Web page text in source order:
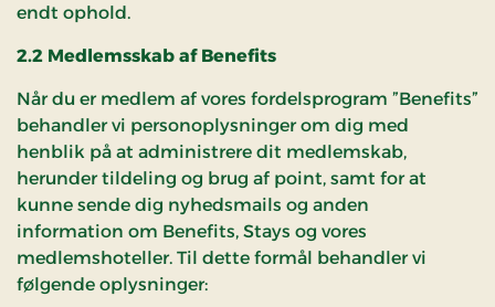
endt ophold.
2.2 Medlemsskab af Benefits
Når du er medlem af vores fordelsprogram ”Benefits”
behandler vi personoplysninger om dig med
henblik på at administrere dit medlemskab,
herunder tildeling og brug af point, samt for at
kunne sende dig nyhedsmails og anden
information om Benefits, Stays og vores
medlemshoteller. Til dette formål behandler vi
følgende oplysninger: